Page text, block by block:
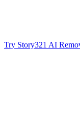
Try Story321 AI